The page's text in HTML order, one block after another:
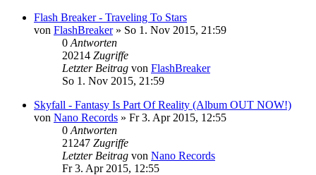
Flash Breaker - Traveling To Stars
von FlashBreaker» So 1. Nov 2015, 21:59
0 Antworten
20214 Zugriffe
Letzter Beitrag von FlashBreaker
So 1. Nov 2015, 21:59
Skyfall - Fantasy Is Part Of Reality (Album OUT NOW!)
von Nano Records » Fr 3. Apr 2015, 12:55
0 Antworten
21247 Zugriffe
Letzter Beitrag von Nano Records
Fr 3. Apr 2015, 12:55